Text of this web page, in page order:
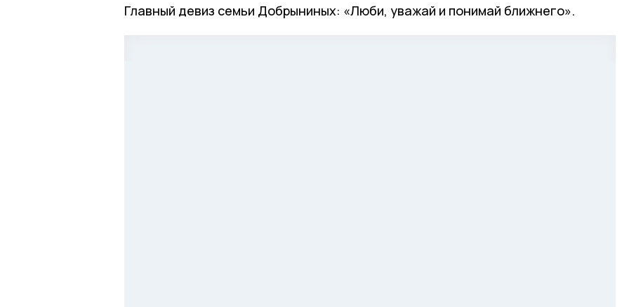
Главный девиз семьи Добрыниных: «Люби, уважай и понимай ближнего».